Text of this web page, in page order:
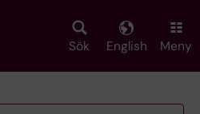
Sök English Meny